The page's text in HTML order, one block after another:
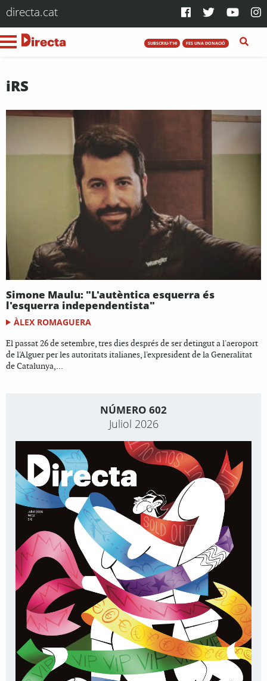
directa.cat
SUBSCRIU-T'HI FES UNA DONACIÓ
iRS
Simone Maulu: "L'autèntica esquerra és
l'esquerra independentista"
ÀLEX ROMAGUERA
El passat 26 de setembre, tres dies després de ser detingut a l'aeroport
de l'Alguer per les autoritats italianes, l'expresident de la Generalitat
de Catalunya,...
NÚMERO 602
Juliol 2026